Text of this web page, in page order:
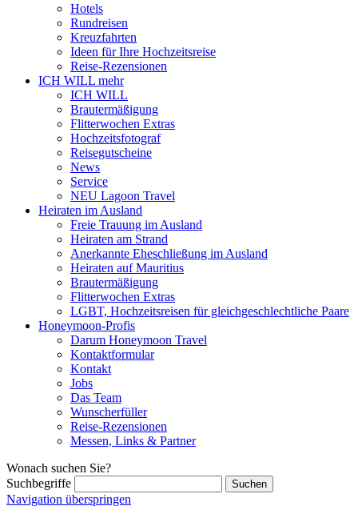
Hotels
Rundreisen
Kreuzfahrten
Ideen für Ihre Hochzeitsreise
Reise-Rezensionen
ICH WILL mehr
ICH WILL
Brautermäßigung
Flitterwochen Extras
Hochzeitsfotograf
Reisegutscheine
News
Service
NEU Lagoon Travel
Heiraten im Ausland
Freie Trauung im Ausland
Heiraten am Strand
Anerkannte Eheschließung im Ausland
Heiraten auf Mauritius
Brautermäßigung
Flitterwochen Extras
LGBT, Hochzeitsreisen für gleichgeschlechtliche Paare
Honeymoon-Profis
Darum Honeymoon Travel
Kontaktformular
Kontakt
Jobs
Das Team
Wunscherfüller
Reise-Rezensionen
Messen, Links & Partner
Wonach suchen Sie?
Suchbegriffe
Navigation überspringen